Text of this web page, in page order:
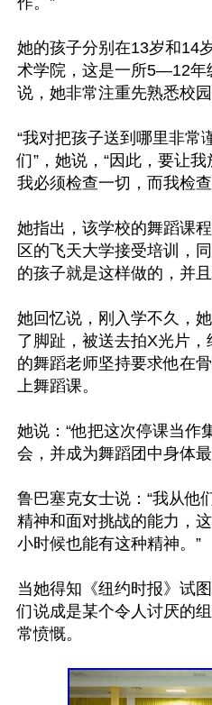
她的孩子分别在13岁和14
术学院，这是一所5—12年
说，她非常注重先熟悉校园
“我对把孩子送到哪里非常
们”，她说，“因此，要让
我必须检查一切，而我检
她指出，该学校的舞蹈课
区的飞天大学接受培训，
的孩子就是这样做的，并
她回忆说，刚入学不久，
了脚趾，被送去拍X光片
的舞蹈老师坚持要求他在
上舞蹈课。
她说：“他把这次停课当作
会，并成为舞蹈团中身体
鲁巴塞克女士说：“我从他
精神和面对挑战的能力，
小时候也能有这种精神。”
当她得知《纽约时报》试
们说成是某个令人讨厌的
常愤慨。